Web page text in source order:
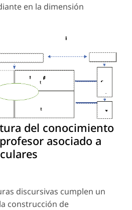
en la dimensión
del conocimiento
asociado a
discursivas cumplen un
construcción de